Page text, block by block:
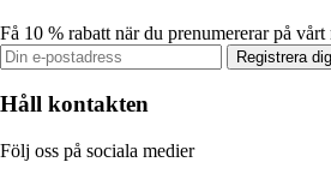
Få 10 % rabatt när du prenumererar på vårt
Registrera dig
Håll kontakten
Följ oss på sociala medier